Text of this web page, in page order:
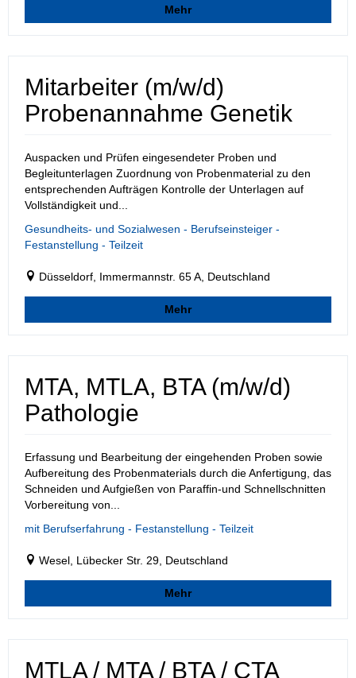
Mehr
Mitarbeiter (m/w/d)
Probenannahme Genetik
Auspacken und Prüfen eingesendeter Proben und
Begleitunterlagen Zuordnung von Probenmaterial zu den
entsprechenden Aufträgen Kontrolle der Unterlagen auf
Vollständigkeit und...
Gesundheits- und Sozialwesen - Berufseinsteiger -
Festanstellung - Teilzeit
Düsseldorf, Immermannstr. 65 A, Deutschland
Mehr
MTA, MTLA, BTA (m/w/d)
Pathologie
Erfassung und Bearbeitung der eingehenden Proben sowie
Aufbereitung des Probenmaterials durch die Anfertigung, das
Schneiden und Aufgießen von Paraffin-und Schnellschnitten
Vorbereitung von...
mit Berufserfahrung - Festanstellung - Teilzeit
Wesel, Lübecker Str. 29, Deutschland
Mehr
MTLA / MTA / BTA / CTA